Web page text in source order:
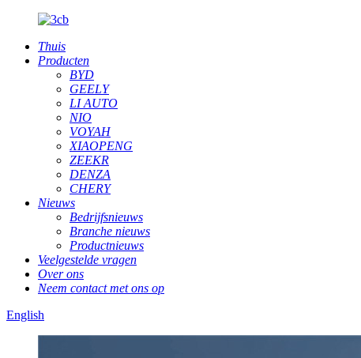
Thuis
Producten
BYD
GEELY
LI AUTO
NIO
VOYAH
XIAOPENG
ZEEKR
DENZA
CHERY
Nieuws
Bedrijfsnieuws
Branche nieuws
Productnieuws
Veelgestelde vragen
Over ons
Neem contact met ons op
English